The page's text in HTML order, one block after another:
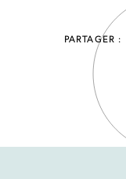
PARTAGER :